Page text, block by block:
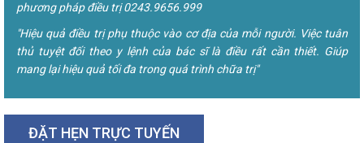
phương pháp điều trị 0243.9656.999
"Hiệu quả điều trị phụ thuộc vào cơ địa của mỗi người. Việc tuân
thủ tuyệt đối theo y lệnh của bác sĩ là điều rất cần thiết. Giúp
mang lại hiệu quả tối đa trong quá trình chữa trị"
ĐẶT HẸN TRỰC TUYẾN